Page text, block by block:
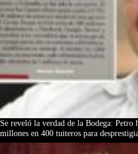
Se reveló la verdad de la Bodega: Petro
millones en 400 tuiteros para